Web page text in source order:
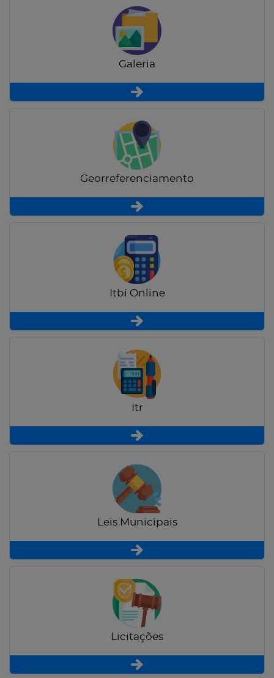
Galeria
Georreferenciamento
Itbi Online
Itr
Leis Municipais
Licitações